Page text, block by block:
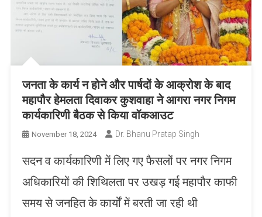
जनता के कार्य न होने और पार्षदों के आक्रोश के बाद
महापौर हेमलता दिवाकर कुशवाहा ने आगरा नगर निगम
कार्यकारिणी बैठक से किया वॉकआउट
November 18, 2024 Dr. Bhanu Pratap Singh
सदन व कार्यकारिणी में लिए गए फैसलों पर नगर निगम
अधिकारियों की शिथिलता पर उखड़ गई महापौर काफी
समय से जनहित के कार्यों में बरती जा रही थी